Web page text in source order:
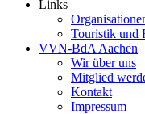
Links
Touristik und
VVN-BdA Aachen
Wir über uns
Mitglied
Kontakt
Impressum